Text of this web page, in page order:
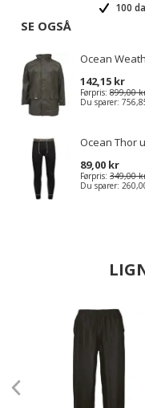
100
SE OGSÅ
Ocean
142,15 kr
Førpris: 899,00
Du sparer:
Ocean Thor
89,00 kr
Førpris: 349,00
Du sparer: